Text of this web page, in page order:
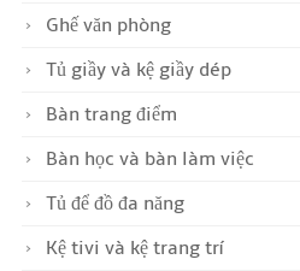
Ghế văn phòng
Tủ giầy và kệ giầy dép
Bàn trang điểm
Bàn học và bàn làm việc
Tủ để đồ đa năng
Kệ tivi và kệ trang trí